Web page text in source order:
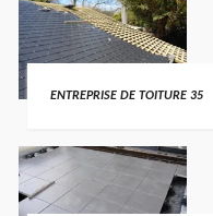
ENTREPRISE DE TOITURE 35